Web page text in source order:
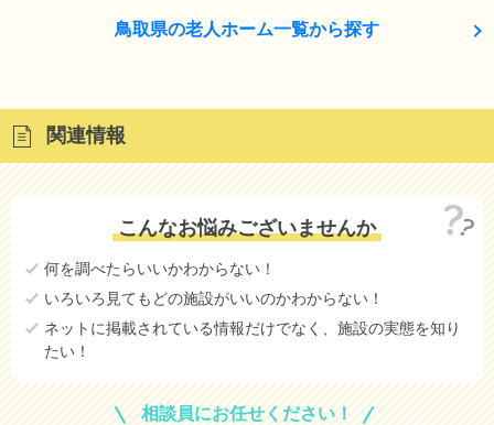
鳥取県の老人ホーム一覧から探す
関連情報
こんなお悩みございませんか
何を調べたらいいかわからない！
いろいろ見てもどの施設がいいのかわからない！
ネットに掲載されている情報だけでなく、施設の実態を知り
たい！
相談員にお任せください！